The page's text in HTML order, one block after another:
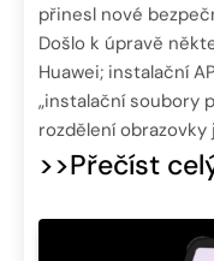
přinesl nové
Došlo k úpravě
Huawei; instalační
„instalační soubory
rozdělení obrazovky
>>Přečíst